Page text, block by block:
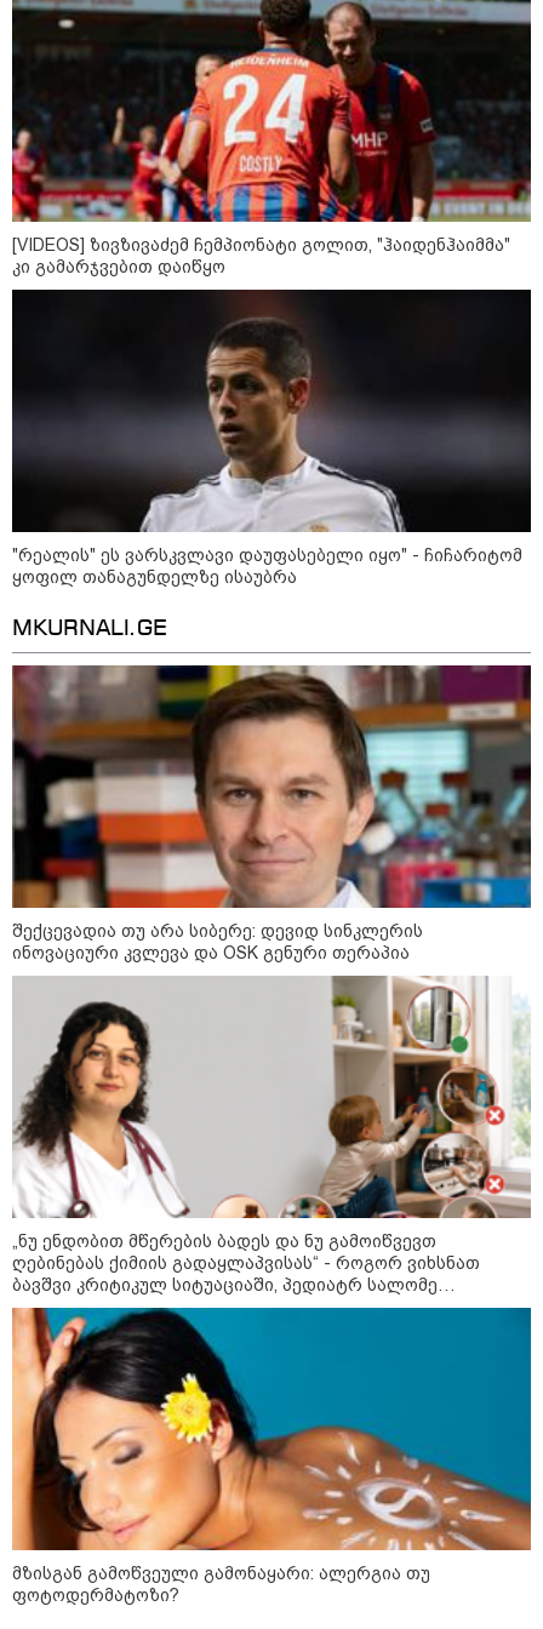
09:12 / 05-08-2026
14 გარდაცვლილი, 22
დაშავებული, მასშტაბური
ხანძარი - რუსეთმა კიევზე
იერიში ბალისტიკური
რაკეტებით მიიტანა
14:13 / 04-08-2026
მორიგი თავდასხმა რუსეთში,
ცნობილი
კატეგორიის ყველა სიახლე
კატეგორიები
8
აგვისტო
ასტროლოგიური
8 აგვისტო ახალ შთაგონებასა და ემოციურ სიახლოვეს
მოიტანს. გაიზრდება ინტერესი შემოქმედებითი საქმიანობისა
და კულტურული ღონისძიებების მიმართ. საღამო
განსაკუთრებით ხელსაყრელია საყვარელ ადამიანებთან
დროის გასატარებლად და თბილი, გულახდილი
საუბრებისთვის.
აგვისტო აგარაკზე: ეს 5 საქმე
უნდა მოასწროთ შემოდგომის
დადგომამდე
[VIDEOS] ზივზივაძემ ჩემპიონატი გოლით, "ჰაიდენჰაიმმა"
კი გამარჯვებით დაიწყო
"რეალის" ეს ვარსკვლავი დაუფასებელი იყო" - ჩიჩარიტომ
ყოფილ თანაგუნდელზე ისაუბრა
MKURNALI.GE
შექცევადია თუ არა სიბერე: დევიდ სინკლერის
ინოვაციური კვლევა და OSK გენური თერაპია
„ნუ ენდობით მწერების ბადეს და ნუ გამოიწვევთ
ღებინებას ქიმიის გადაყლაპვისას“ - როგორ ვიხსნათ
ბავშვი კრიტიკულ სიტუაციაში, პედიატრ სალომე
ახვლედიანის რჩევები
მზისგან გამოწვეული გამონაყარი: ალერგია თუ
ფოტოდერმატოზი?